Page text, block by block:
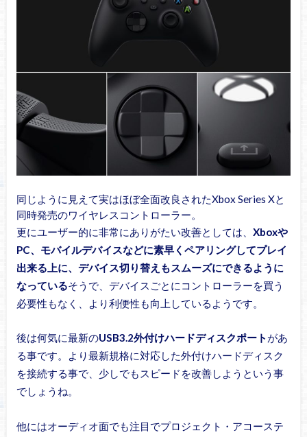
同じように見えて実はほぼ全面改良されたXbox Series Xと
同時発売のワイヤレスコントローラー。
更にユーザー的に非常にありがたい改善としては、 Xboxや
PC、モバイルデバイスなどに素早くペアリングしてプレイ
出来る上に、デバイス切り替えもスムーズにできるように
なっているそうで、デバイスごとにコントローラーを買う
必要性もなく、より利便性も向上しているようです。
後は何気に最新のUSB3.2外付けハードディスクポート があ
る事です。より最新規格に対応した外付けハードディスク
を接続する事で、少しでもスピードを改善しようという事
でしょうね。
他にはオーディオ面でも注目でプロジェクト・アコーステ